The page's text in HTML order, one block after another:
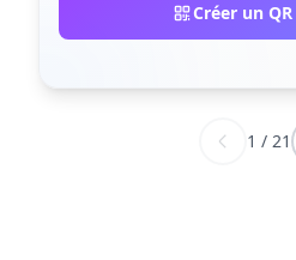
Créer un
1 / 21